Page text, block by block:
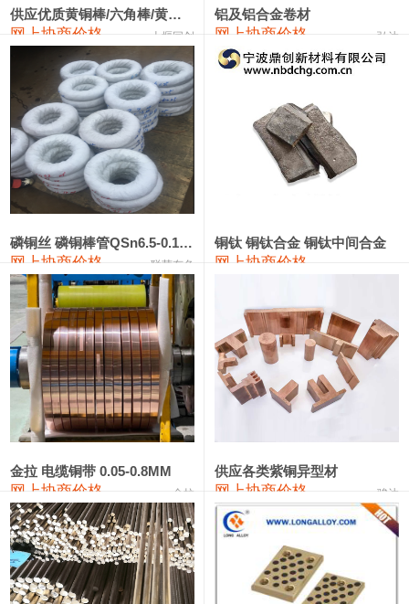
1#电解锰 18,800—19,000 18,900
1#铬 60,000—82,000
2202#硅 14,100—14,300
553#硅 9,200—9,400 9,300
3303#硅 10,300—10,500 10,400
441#硅 9,500—9,700
金属硅553#-331# 10,000 0
漆包线 111,610—115,610 113,610
磷铜合金 110,400—117,200 113,800 1,050
无氧铜丝(硬) 109,350—109,650 109,500
R410A专用紫铜管 113,340—113,340
铸造铝合金锭(A380） 26,200—26,400 26,300 100
铝合金ADC12 24,100—24,300 100
铸造铝合金锭(ZL102) 24,100—24,300 24,200
供应优质黄铜棒/六角棒/黄铜方板
网上协商价格 十堰同创
铝及铝合金卷材
网上协商价格 弘达
磷铜丝 磷铜棒管QSn6.5-0.1 7-0.2 8-0.3
网上协商价格 联荣有色
铜钛 铜钛合金 铜钛中间合金
网上协商价格
金拉 电缆铜带 0.05-0.8MM
网上协商价格 金拉
供应各类紫铜异型材
网上协商价格 骏达